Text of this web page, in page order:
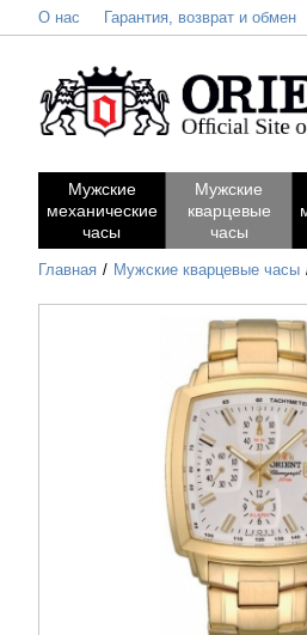
О нас Гарантия, возврат и обмен
Мужские
механические
часы
Мужские
кварцевые
часы
Главная Мужские кварцевые часы